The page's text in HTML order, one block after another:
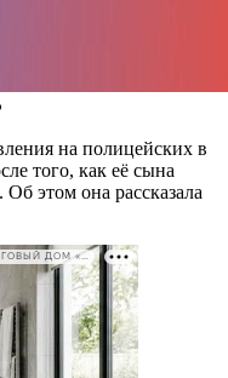
на полицейских в
того, как её сына
этом она рассказала
РЕКЛАМА • ООО СТРОИТЕЛЬНЫЙ ТОРГОВЫЙ ДОМ «ПЕТРОВИЧ». ИНН: 7802348846